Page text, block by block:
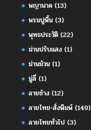
พญานาค(13)
พรมปูพื้น(3)
พุทธประวัติ(22)
ม่านปรับแสง(1)
ม่านม้วน(1)
มู่ลี่(1)
ลายช้าง(12)
ลายไทย-สั่งพิมพ์(149)
ลายไทยทั่วไป(3)